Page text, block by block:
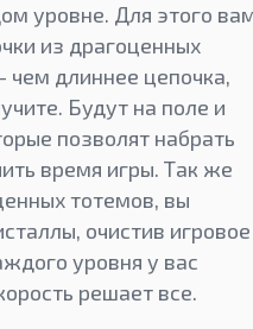
уровне. Для этого
из драгоценных
чем длиннее цепочка,
Будут на поле и
позволят набрать
время игры. Так же
тотемов, вы
очистив игровое
уровня у вас
решает все.